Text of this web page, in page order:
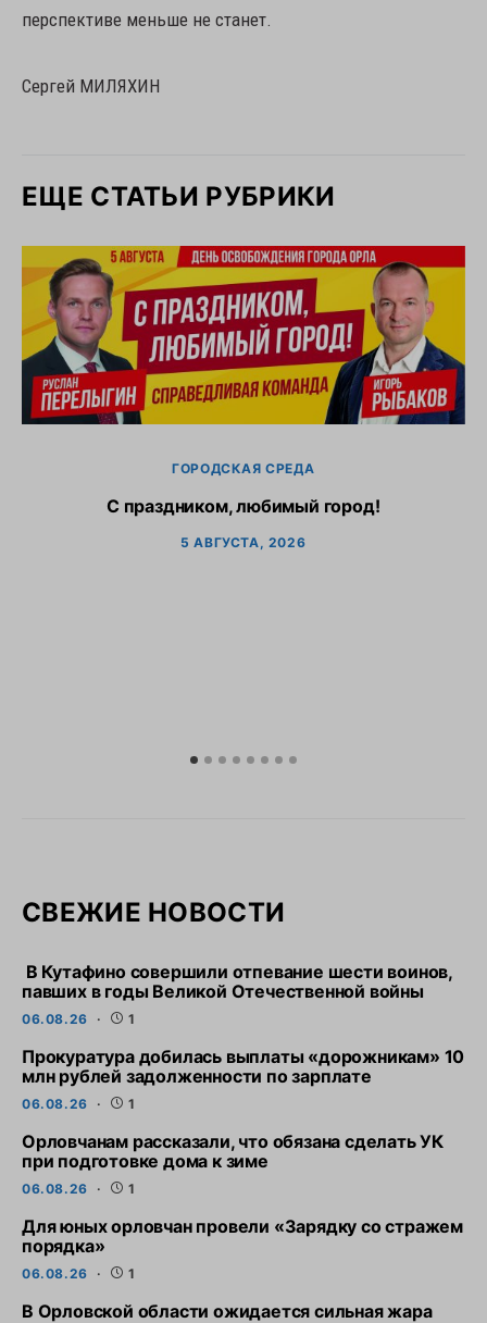
перспективе меньше не станет.
Сергей МИЛЯХИН
ЕЩЕ СТАТЬИ РУБРИКИ
ГОРОДСКАЯ СРЕДА
С праздником, любимый город!
5 АВГУСТА, 2026
СВЕЖИЕ НОВОСТИ
В Кутафино совершили отпевание шести воинов,
павших в годы Великой Отечественной войны
06.08.26 1
Прокуратура добилась выплаты «дорожникам» 10
млн рублей задолженности по зарплате
06.08.26 1
Орловчанам рассказали, что обязана сделать УК
при подготовке дома к зиме
06.08.26 1
Для юных орловчан провели «Зарядку со стражем
порядка»
06.08.26 1
В Орловской области ожидается сильная жара